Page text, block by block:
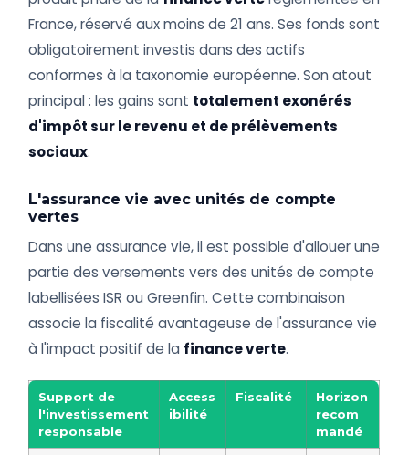
France, réservé aux moins de 21 ans. Ses fonds sont
obligatoirement investis dans des actifs
conformes à la taxonomie européenne. Son atout
principal : les gains sont totalement exonérés
d'impôt sur le revenu et de prélèvements
sociaux.
L'assurance vie avec unités de compte
vertes
Dans une assurance vie, il est possible d'allouer une
partie des versements vers des unités de compte
labellisées ISR ou Greenfin. Cette combinaison
associe la fiscalité avantageuse de l'assurance vie
à l'impact positif de la finance verte.
Support de
l'investissement
responsable
Access
ibilité
Fiscalité
Horizon
recom
mandé